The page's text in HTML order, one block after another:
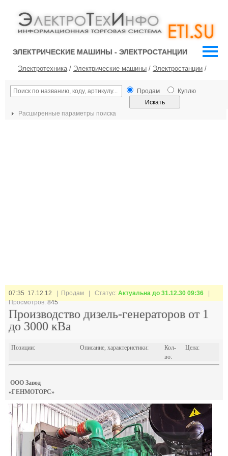
ЭЛЕКТРИЧЕСКИЕ МАШИНЫ - ЭЛЕКТРОСТАНЦИИ
Электротехника/ Электрические машины / Электростанции /
Продам Куплю
Расширенные параметры поиска
07:35 17.12.12 | Продам | Статус: Актуальна до 31.12.30 09:36
Просмотров:845
Производство дизель-генераторов от 1
до 3000 кВа
Позиции: Описание, характеристики:
Кол-
во:
Цена:
ООО Завод
«ГЕНМОТОРС»